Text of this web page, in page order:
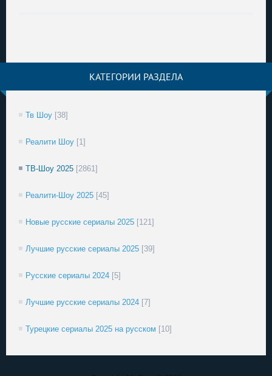
КАТЕГОРИИ РАЗДЕЛА
Тв Шоу [38]
Реалити Шоу [1]
ТВ-Шоу 2025 [2861]
Реалити-Шоу 2025 [45]
Новые русские сериалы 2025 [121]
Лучшие русские сериалы 2025 [39]
Русские сериалы 2024 [5]
Лучшие русские сериалы 2024 [7]
Турецкие сериалы 2025 на русском [10]